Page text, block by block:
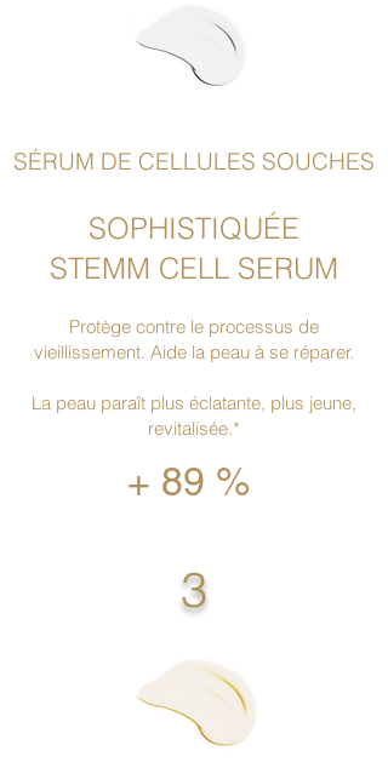
SÉRUM DE CELLULES SOUCHES
SOPHISTIQUÉE
STEMM CELL SERUM
Protège contre le processus de
vieillissement. Aide la peau à se réparer.
La peau paraît plus éclatante, plus jeune,
revitalisée.*
+ 89 %
3